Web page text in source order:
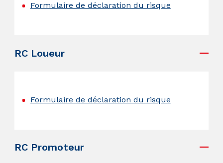
Formulaire de déclaration du risque
RC Loueur
Formulaire de déclaration du risque
RC Promoteur